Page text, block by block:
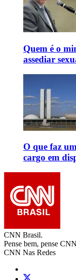
Quem é o
assediar
O que faz
cargo em
CNN Brasil.
Pense bem, pense
CNN Nas Redes